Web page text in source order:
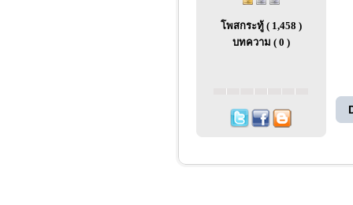
โพสกระทู้ ( 1,458 )
บทความ ( 0 )